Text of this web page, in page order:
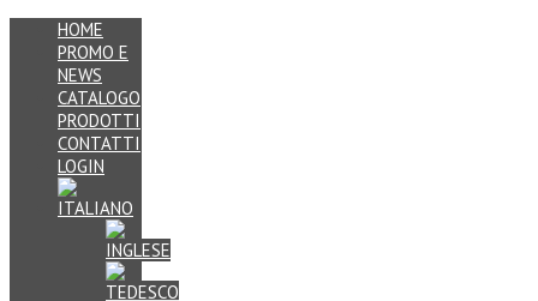
HOME
PROMO E
NEWS
CATALOGO
PRODOTTI
CONTATTI
LOGIN